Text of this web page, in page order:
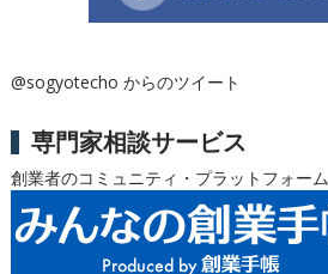
@sogyotecho からのツイート
専門家相談サービス
創業者のコミュニティ・プラットフォーム